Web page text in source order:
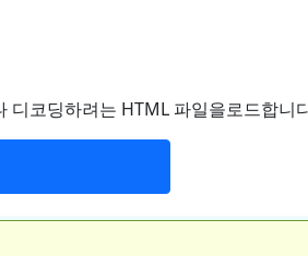
디코딩하려는 HTML 파일을로드합니